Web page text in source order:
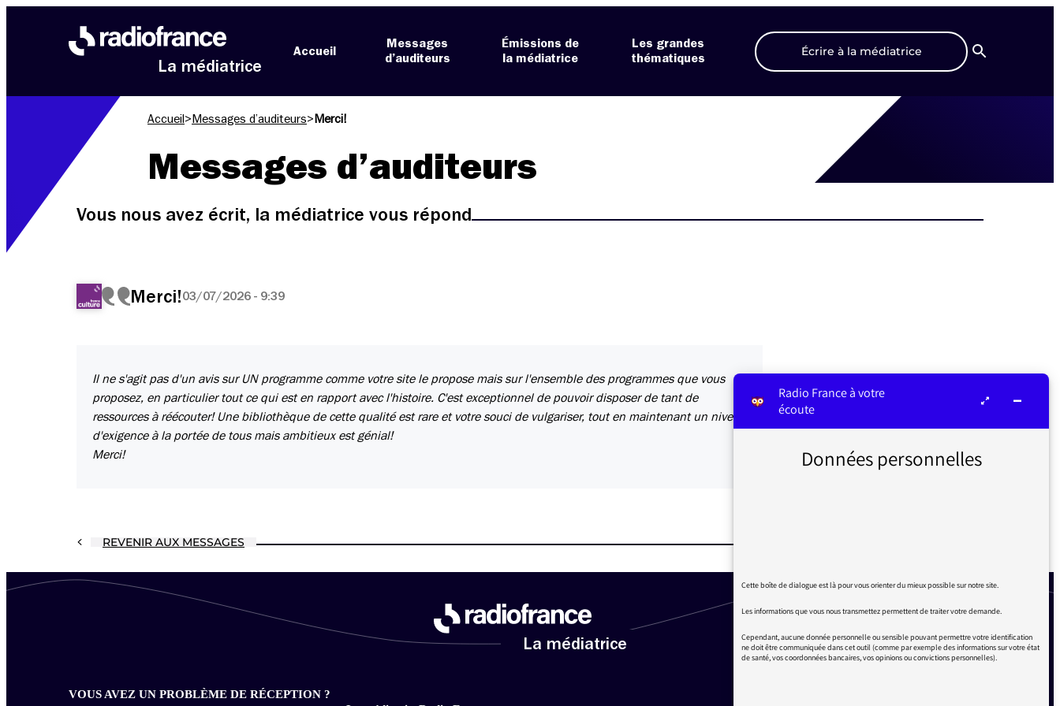
La médiatrice
Accueil
Messages
d’auditeurs
Émissions de
la médiatrice
Les grandes
thématiques
Écrire à la médiatrice
Recherche
Accueil > Messages d’auditeurs> Merci!
Messages d’auditeurs
Vous nous avez écrit, la médiatrice vous répond
Merci!03/07/2026 - 9:39
Il ne s'agit pas d'un avis sur UN programme comme votre site le propose mais sur l'ensemble des programmes que vous
proposez, en particulier tout ce qui est en rapport avec l'histoire. C'est exceptionnel de pouvoir disposer de tant de
ressources à réécouter! Une bibliothèque de cette qualité est rare et votre souci de vulgariser, tout en maintenant un niveau
d'exigence à la portée de tous mais ambitieux est génial!
Merci!
REVENIR AUX MESSAGES
La médiatrice
VOUS AVEZ UN PROBLÈME DE RÉCEPTION ?
Radio France à votre
écoute
Données personnelles
Cette boîte de dialogue est là pour vous orienter du mieux possible sur notre site.
Les informations que vous nous transmettez permettent de traiter votre demande.
Cependant, aucune donnée personnelle ou sensible pouvant permettre votre identification
ne doit être communiquée dans cet outil (comme par exemple des informations sur votre état
de santé, vos coordonnées bancaires, vos opinions ou convictions personnelles).